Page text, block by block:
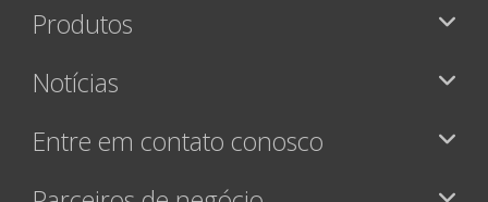
Produtos
Notícias
Entre em contato conosco